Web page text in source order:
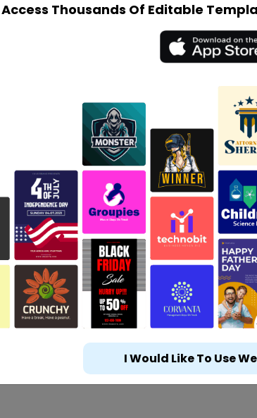
Access Thousands Of Editable
I Would Like To Use